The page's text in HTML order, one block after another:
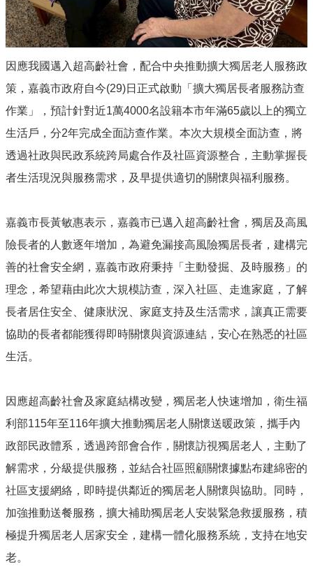
附
屬
單
位
相
關
法
規
表
單
防
災
區
網
站
導
覽
頁
聯
絡
資
訊
義
市
府
因應我國邁入超高齡社會，配合中央推動擴大獨居老人服務政
策，嘉義市政府自今(29)日正式啟動「擴大獨居長者服務訪查
作業」，預計針對近1萬4000名設籍本市年滿65歲以上的獨立
生活戶，分2年完成全面訪查作業。本次大規模全面訪查，將
透過社政與民政系統跨局處合作及社區資源整合，主動掌握長
者生活現況與服務需求，及早提供適切的關懷與福利服務。
嘉義市長黃敏惠表示，嘉義市已邁入超高齡社會，獨居及高風
險長者的人數逐年增加，為避免漏接高風險獨居長者，建構完
善的社會安全網，嘉義市政府秉持「主動發掘、及時服務」的
理念，希望藉由此次大規模訪查，深入社區、走進家庭，了解
長者居住安全、健康狀況、家庭支持及生活需求，讓真正需要
協助的長者都能獲得即時關懷與資源連結，安心在熟悉的社區
生活。
因應超高齡社會及家庭結構改變，獨居老人快速增加，衛生福
利部115年至116年擴大推動獨居老人關懷送暖政策，攜手內
政部民政體系，透過跨部會合作，關懷訪視獨居老人，主動了
解需求，分級提供服務，並結合社區照顧關懷據點布建綿密的
社區支援網絡，即時提供鄰近的獨居老人關懷與協助。同時，
加強推動送餐服務，擴大補助獨居老人安裝緊急救援服務，積
極提升獨居老人居家安全，建構一體化服務系統，支持在地安
老。